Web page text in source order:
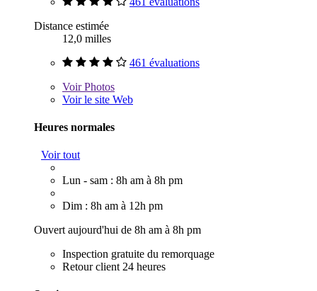
Distance estimée
12,0 milles
461 évaluations
VoirPhotos
Voir le site Web
Heures normales
Voir tout
Lun - sam : 8h am à 8h pm
Dim : 8h am à 12h pm
Ouvert aujourd'hui de 8h am à 8h pm
Inspection gratuite du remorquage
Retour client 24 heures